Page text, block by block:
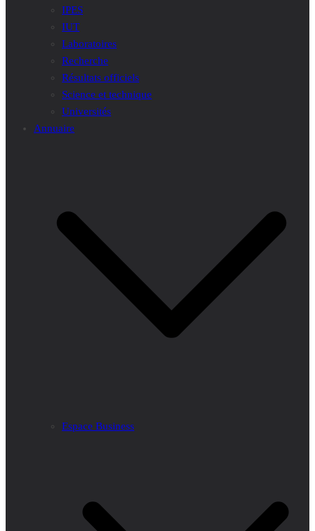
IPES
IUT
Laboratoires
Recherche
Résultats officiels
Science et technique
Universités
Annuaire
Espace Business